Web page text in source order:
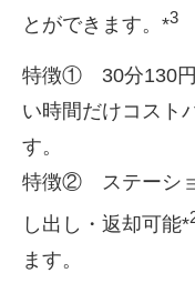
とができます。*3
特徴① 30分130
い時間だけコスト
す。
特徴② ステーショ
し出し・返却可能*
ます。